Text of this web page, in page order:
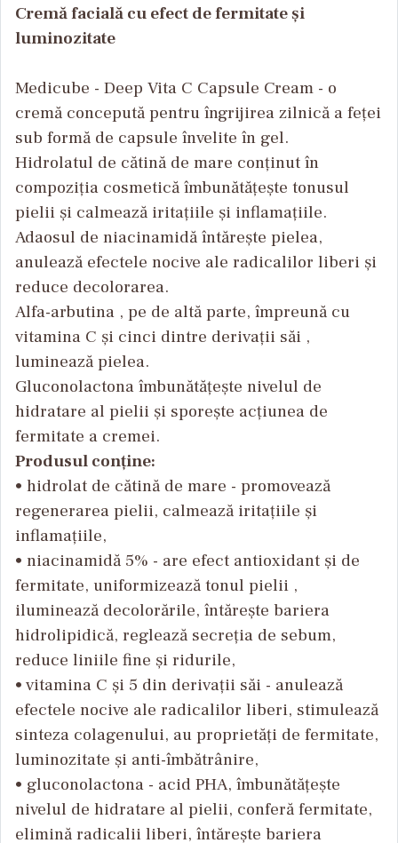
Cremă facială cu efect de fermitate și
luminozitate
Medicube - Deep Vita C Capsule Cream - o
cremă concepută pentru îngrijirea zilnică a feței
sub formă de capsule învelite în gel.
Hidrolatul de cătină de mare conținut în
compoziția cosmetică îmbunătățește tonusul
pielii și calmează iritațiile și inflamațiile.
Adaosul de niacinamidă întărește pielea,
anulează efectele nocive ale radicalilor liberi și
reduce decolorarea.
Alfa-arbutina , pe de altă parte, împreună cu
vitamina C și cinci dintre derivații săi ,
luminează pielea.
Gluconolactona îmbunătățește nivelul de
hidratare al pielii și sporește acțiunea de
fermitate a cremei.
Produsul conține:
• hidrolat de cătină de mare - promovează
regenerarea pielii, calmează iritațiile și
inflamațiile,
• niacinamidă 5% - are efect antioxidant și de
fermitate, uniformizează tonul pielii ,
iluminează decolorările, întărește bariera
hidrolipidică, reglează secreția de sebum,
reduce liniile fine și ridurile,
• vitamina C și 5 din derivații săi - anulează
efectele nocive ale radicalilor liberi, stimulează
sinteza colagenului, au proprietăți de fermitate,
luminozitate și anti-îmbătrânire,
• gluconolactona - acid PHA, îmbunătățește
nivelul de hidratare al pielii, conferă fermitate,
elimină radicalii liberi, întărește bariera